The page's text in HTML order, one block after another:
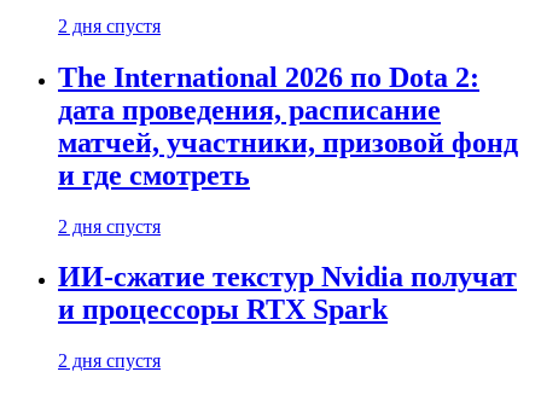
2 дня спустя
The International 2026 по Dota 2:
дата проведения, расписание
матчей, участники, призовой фонд
и где смотреть
2 дня спустя
ИИ-сжатие текстур Nvidia получат
и процессоры RTX Spark
2 дня спустя